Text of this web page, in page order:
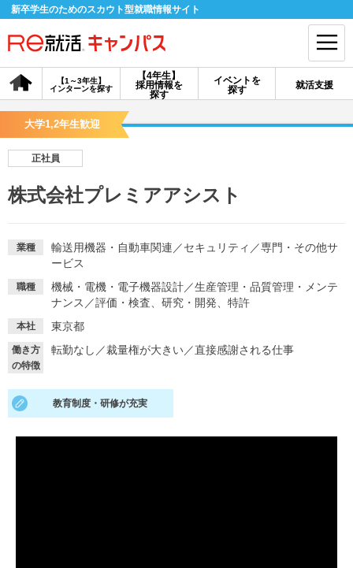
新卒学生のためのスカウト型就職情報サイト
【4年生】
採用情報を
探す
【1～3年生】
インターンを探す
イベントを
探す
就活支援
会員登録 ログイン
探す
イベントを探す スカウト お知らせ
就活ノウハウが満載！
適職診断 就活チャンネル
大学1,2年生歓迎
正社員
株式会社プレミアアシスト
業種 輸送用機器・自動車関連 ／セキュリティ ／専門・その他サ
ービス
職種 機械・電機・電子機器設計／生産管理・品質管理・メンテ
ナンス ／評価・検査、研究・開発、特許
本社 東京都
働き方
の特徴
転勤なし ／裁量権が大きい／直接感謝される仕事
教育制度・研修が充実